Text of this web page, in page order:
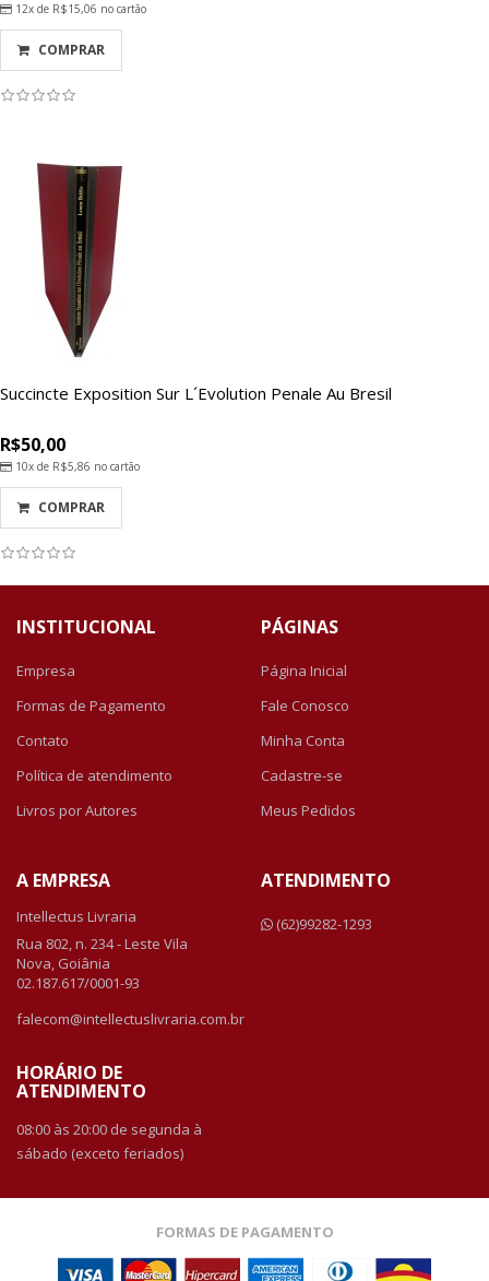
12x de R$15,06 no cartão
COMPRAR
Succincte Exposition Sur L´Evolution Penale Au Bresil
R$50,00
10x de R$5,86 no cartão
COMPRAR
INSTITUCIONAL
Empresa
Formas de Pagamento
Contato
Política de atendimento
Livros por Autores
PÁGINAS
Página Inicial
Fale Conosco
Minha Conta
Cadastre-se
Meus Pedidos
A EMPRESA
Intellectus Livraria
Rua 802, n. 234 - Leste Vila
Nova, Goiânia
02.187.617/0001-93
falecom@intellectuslivraria.com.br
HORÁRIO DE
ATENDIMENTO
08:00 às 20:00 de segunda à
sábado (exceto feriados)
ATENDIMENTO
(62)99282-1293
FORMAS DE PAGAMENTO